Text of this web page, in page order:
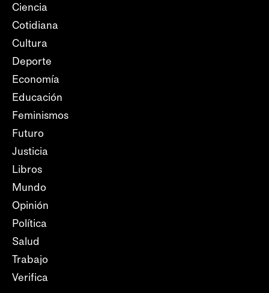
Ciencia
Cotidiana
Cultura
Deporte
Economía
Educación
Feminismos
Futuro
Justicia
Libros
Mundo
Opinión
Política
Salud
Trabajo
Verifica